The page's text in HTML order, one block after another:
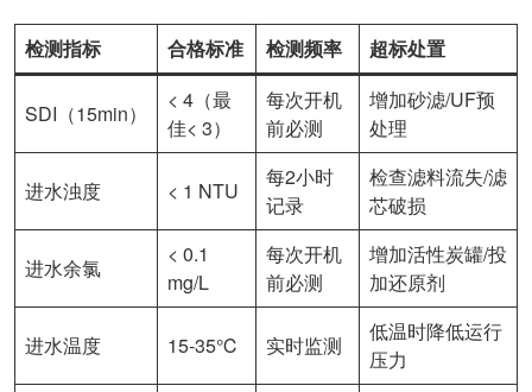
检测指标 合格标准 检测频率 超标处置
SDI（15min）
< 4（最
佳< 3）
每次开机
前必测
增加砂滤/UF预
处理
进水浊度 < 1 NTU
每2小时
记录
检查滤料流失/滤
芯破损
进水余氯
< 0.1
mg/L
每次开机
前必测
增加活性炭罐/投
加还原剂
进水温度 15-35℃ 实时监测
低温时降低运行
压力